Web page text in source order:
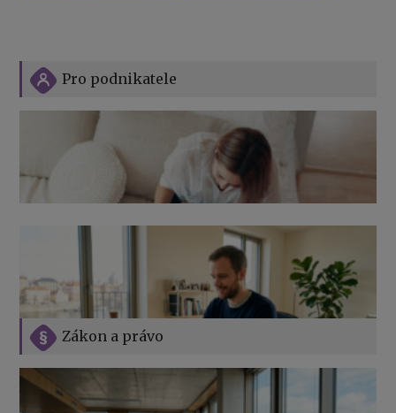
Zákon a právo
Pro podnikatele
Jak na podnikání při rodičovské dovolené